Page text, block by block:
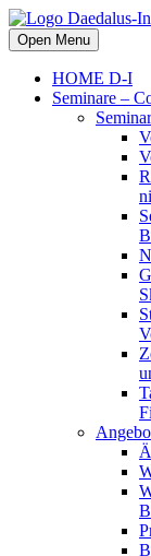
Open Menu
HOME D-I
Seminare –